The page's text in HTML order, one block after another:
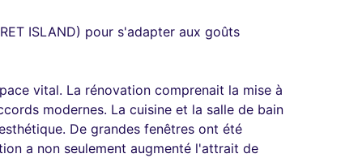
ISLAND) pour s'adapter aux goûts
vital. La rénovation comprenait la mise à
modernes. La cuisine et la salle de bain
De grandes fenêtres ont été
a non seulement augmenté l'attrait de